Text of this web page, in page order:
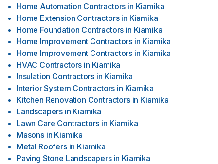
Home Automation Contractors in Kiamika
Home Extension Contractors in Kiamika
Home Foundation Contractors in Kiamika
Home Improvement Contractors in Kiamika
Home Improvement Contractors in Kiamika
HVAC Contractors in Kiamika
Insulation Contractors in Kiamika
Interior System Contractors in Kiamika
Kitchen Renovation Contractors in Kiamika
Landscapers in Kiamika
Lawn Care Contractors in Kiamika
Masons in Kiamika
Metal Roofers in Kiamika
Paving Stone Landscapers in Kiamika